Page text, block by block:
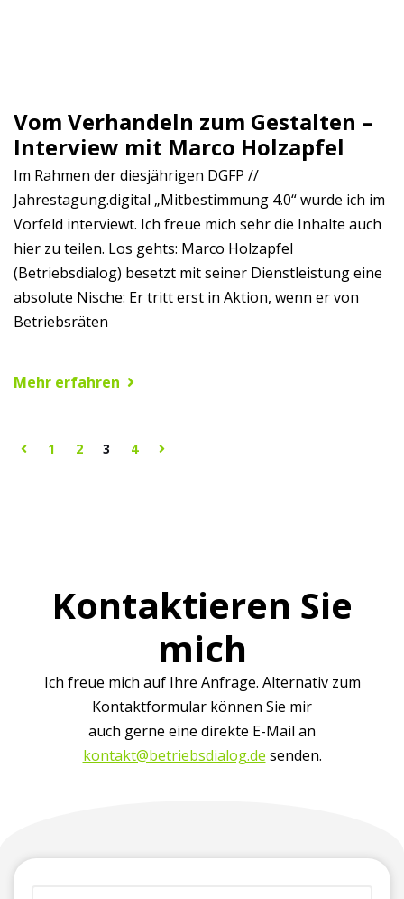
Vom Verhandeln zum Gestalten –
Interview mit Marco Holzapfel
Im Rahmen der diesjährigen DGFP //
Jahrestagung.digital „Mitbestimmung 4.0“ wurde ich im
Vorfeld interviewt. Ich freue mich sehr die Inhalte auch
hier zu teilen. Los gehts: Marco Holzapfel
(Betriebsdialog) besetzt mit seiner Dienstleistung eine
absolute Nische: Er tritt erst in Aktion, wenn er von
Betriebsräten
Mehr erfahren
1 2 3 4
Kontaktieren Sie
mich
Ich freue mich auf Ihre Anfrage. Alternativ zum
Kontaktformular können Sie mir
auch gerne eine direkte E-Mail an
kontakt@betriebsdialog.de senden.
Vorname
Firma
Telefonnummer
E-
Ihre
(erforderlich)